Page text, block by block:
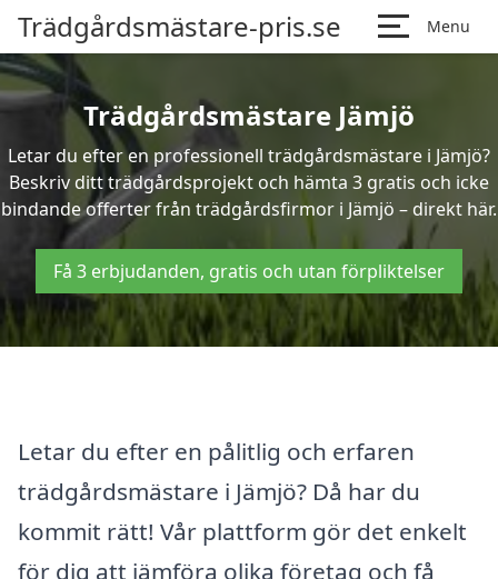
Trädgårdsmästare-pris.se Menu
Trädgårdsmästare Jämjö
Letar du efter en professionell trädgårdsmästare i Jämjö?
Beskriv ditt trädgårdsprojekt och hämta 3 gratis och icke
bindande offerter från trädgårdsfirmor i Jämjö – direkt här.
Få 3 erbjudanden, gratis och utan förpliktelser
Letar du efter en pålitlig och erfaren
trädgårdsmästare i Jämjö? Då har du
kommit rätt! Vår plattform gör det enkelt
för dig att jämföra olika företag och få